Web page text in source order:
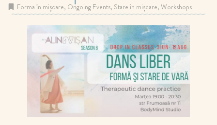
Forma în mișcare, Ongoing Events, Stare în mișcare, Workshops